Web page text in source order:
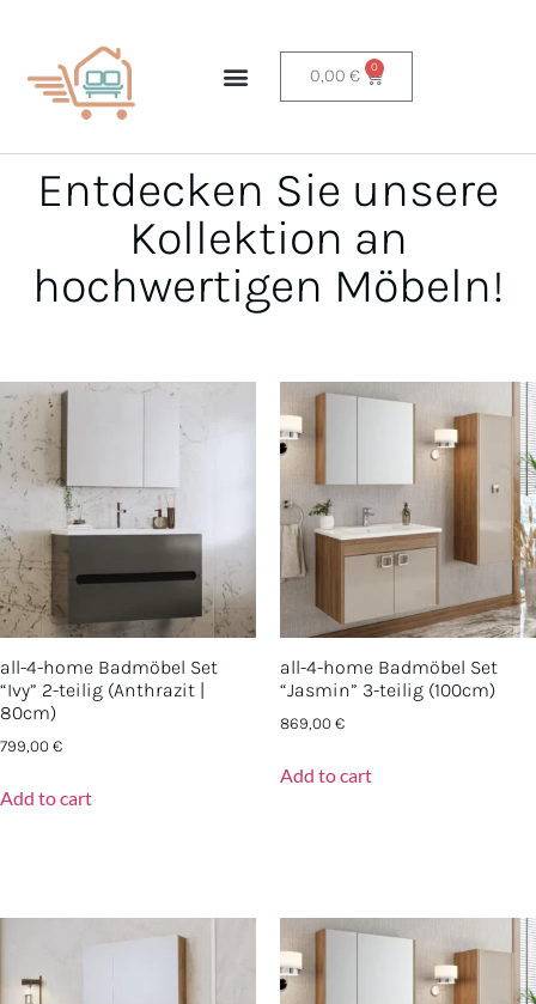
0,00 € 0
Entdecken Sie unsere
Kollektion an
hochwertigen Möbeln!
all-4-home Badmöbel Set
“Ivy” 2-teilig (Anthrazit |
80cm)
799,00€
Add to cart
all-4-home Badmöbel Set
“Jasmin” 3-teilig (100cm)
869,00€
Add to cart